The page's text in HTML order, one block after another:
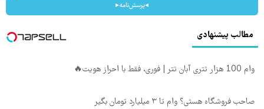
◂پرسش‌نامه▸
مطالب پیشنهادی
وام 100 هزار تتری آبان تتر | فوری، فقط با احراز هویت🔥
صاحب فروشگاه هستی؟ وام تا ۳ میلیارد تومان بگیر